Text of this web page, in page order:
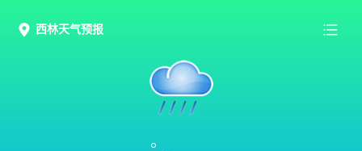
西林天气预报